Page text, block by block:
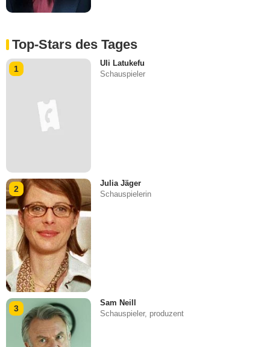
Top-Stars des Tages
1
Uli Latukefu
Schauspieler
2
Julia Jäger
Schauspielerin
3
Sam Neill
Schauspieler, produzent